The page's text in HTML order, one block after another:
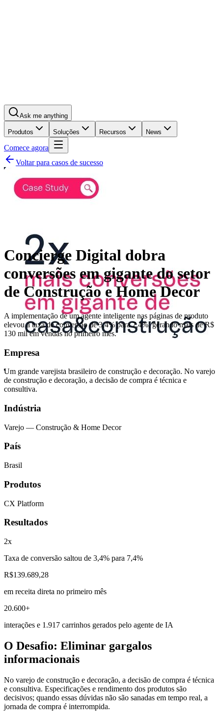
Ask me anything
Produtos Soluções Recursos News
Comece agora
Voltar para casos de sucesso
Concierge Digital dobra
conversões em gigante do setor
de Construção e Home Decor
A implementação de um agente inteligente nas páginas de produto
elevou a taxa de conversão de 3,4% para 7,4%, gerando mais de R$
130 mil em vendas no primeiro mês.
Empresa
Um grande varejista brasileiro de construção e decoração. No varejo
de construção e decoração, a decisão de compra é técnica e
consultiva.
Indústria
Varejo — Construção & Home Decor
País
Brasil
Produtos
CX Platform
Resultados
2x
Taxa de conversão saltou de 3,4% para 7,4%
R$139.689,28
em receita direta no primeiro mês
20.600+
interações e 1.917 carrinhos gerados pelo agente de IA
O Desafio: Eliminar gargalos
informacionais
No varejo de construção e decoração, a decisão de compra é técnica
e consultiva. Especificações e rendimento dos produtos são
decisivos; quando essas dúvidas não são sanadas em tempo real, a
jornada de compra é interrompida.